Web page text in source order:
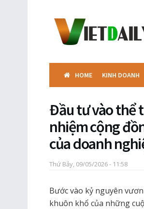
HOME KINH DOANH
Đầu tư vào thể
nhiệm cộng
của doanh
Thứ Bảy, 09/05/2026 - 11:58
Bước vào kỷ nguyên
khuôn khổ của những